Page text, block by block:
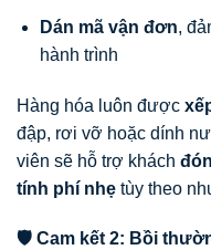
Dán mã vận đơn,
hành trình
Hàng hóa luôn được
đập, rơi vỡ hoặc dính
viên sẽ hỗ trợ khách
tính phí nhẹ tùy theo
🛡️ Cam kết 2: Bồi